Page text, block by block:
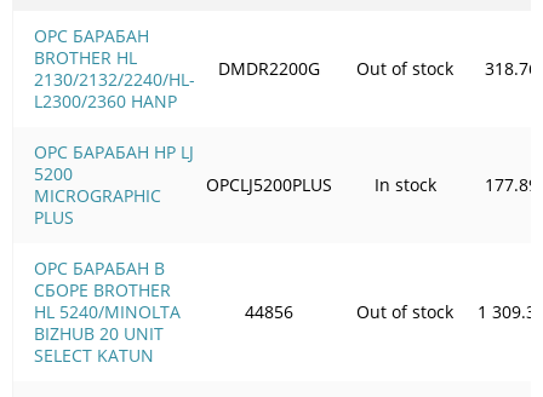
OPC БАРАБАН
BROTHER HL
2130/2132/2240/HL-
L2300/2360 HANP
OPC БАРАБАН HP LJ
5200
MICROGRAPHIC
PLUS
OPC БАРАБАН В
СБОРЕ BROTHER
HL 5240/MINOLTA
BIZHUB 20 UNIT
SELECT KATUN
DMDR2200G Out of stock 318.76
OPCLJ5200PLUS In stock 177.89
44856 Out of stock 1